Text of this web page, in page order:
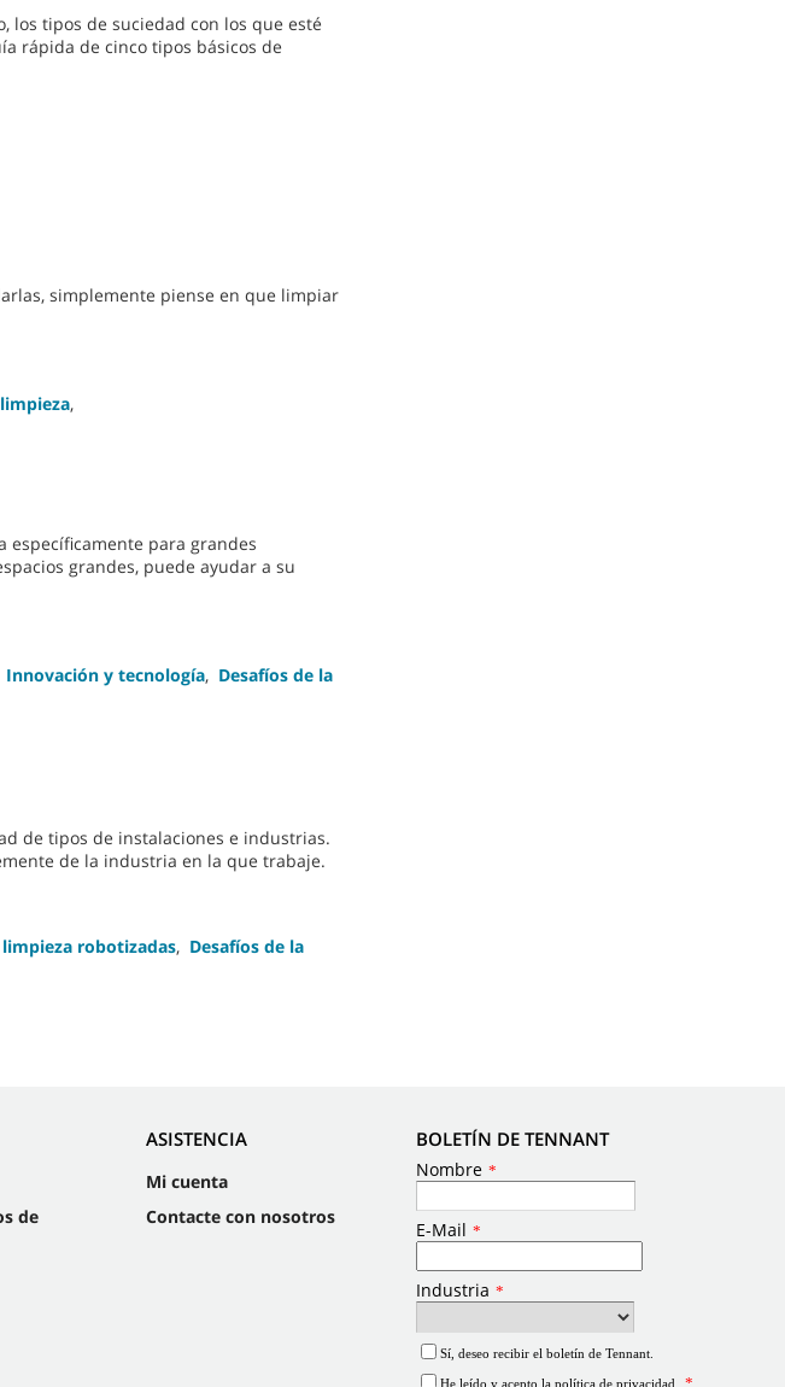
los tipos de suciedad con los que esté
rápida de cinco tipos básicos de
simplemente piense en que limpiar
,
específicamente para grandes
grandes, puede ayudar a su
Innovación y tecnología, Desafíos de la
de tipos de instalaciones e industrias.
de la industria en la que trabaje.
robotizadas, Desafíos de la
de
ASISTENCIA
Mi cuenta
Contacte con nosotros
BOLETÍN DE TENNANT